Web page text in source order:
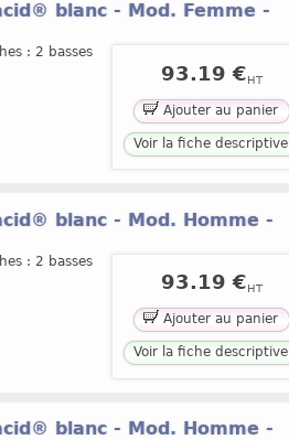
blanc - Mod. Femme -
: 2 basses
93.19 €HT
Ajouter au panier
Voir la fiche descriptive
blanc - Mod. Homme -
: 2 basses
93.19 € HT
Ajouter au panier
Voir la fiche descriptive
blanc - Mod. Homme -